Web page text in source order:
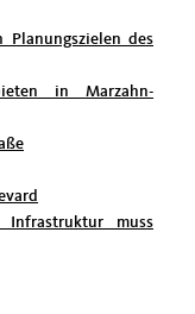
des
in Marzahn-
muss